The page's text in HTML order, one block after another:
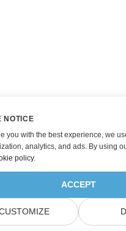
NOTICE
you with the best experience, we
analytics, and ads. By using
policy.
ACCEPT